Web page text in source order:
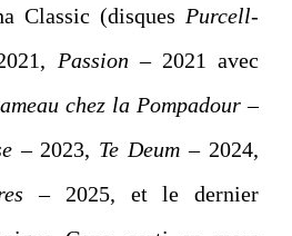
Classic (disques Purcell-
Passion – 2021 avec
chez la Pompadour –
– 2023, Te Deum – 2024,
– 2025, et le dernier